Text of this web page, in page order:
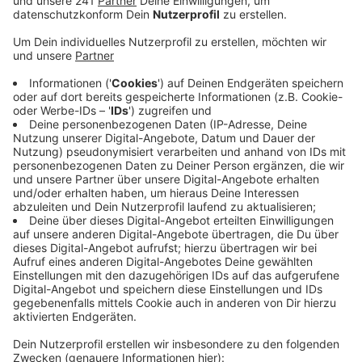
Veröffentlicht:Dienstag, 30.07.2019 06:18
Anzeige
Die Eisdiele sei vorbildlich, weil es hier keine
Plastikbecher mehr gebe. Die Eisdiele verkauft Eis nur
noch in Waffeln oder Pappbechern, die mit Zuckerrohr
beschichtet sind. Die Betreiberin muss für die
nachhaltigen Becher zwar tiefer in die Tasche greifen
– stören tut sie das nach eigener Aussage aber nicht.
Ihr gehe es darum, die Menschen zum Umdenken zu
bewegen.
Das NaturGut Ophoven blickt mit Vorfreude auf 2021.
Ab dann sollen Einwegplastik-Produkte wie
Strohhalme oder Eisbecher in der gesamten EU
verboten sein.